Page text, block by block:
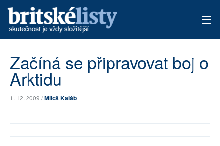
ARCHIV
TÉMATA
Začíná se připravovat boj o
Arktidu
1. 12. 2009 /Miloš Kaláb